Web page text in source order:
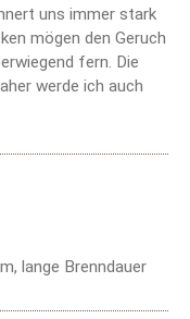
uns immer stark
mögen den Geruch
fern. Die
werde ich auch
lange Brenndauer